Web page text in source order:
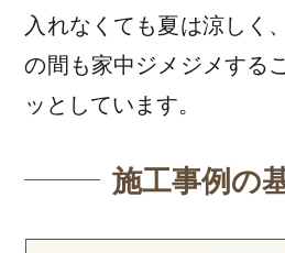
入れなくても夏は涼しく
の間も家中ジメジメする
ッとしています。
施工事例の